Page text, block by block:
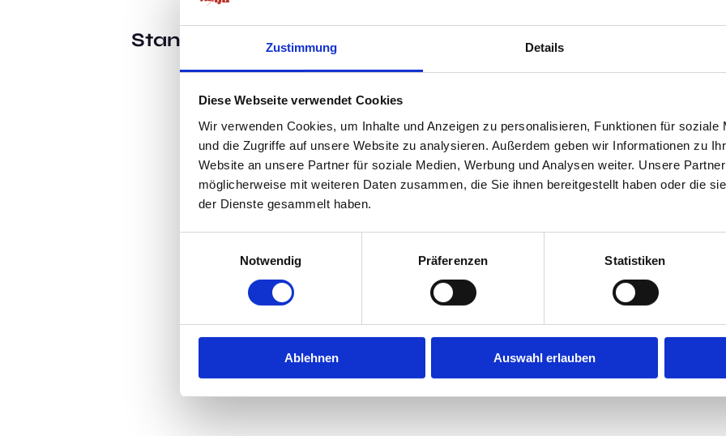
Zustimmung Details
Diese Webseite verwendet Cookies
Wir verwenden Cookies, um Inhalte und Anzeigen zu personalisieren, Funktionen für soziale
und die Zugriffe auf unsere Website zu analysieren. Außerdem geben wir Informationen zu
Website an unsere Partner für soziale Medien, Werbung und Analysen weiter. Unsere
möglicherweise mit weiteren Daten zusammen, die Sie ihnen bereitgestellt haben oder die
der Dienste gesammelt haben.
Notwendig
Präferenzen Statistiken
Ablehnen Auswahl erlauben
Standort: Wolfsburg